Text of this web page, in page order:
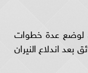
لوضع عدة خطوات
بعد اندلاع النيران